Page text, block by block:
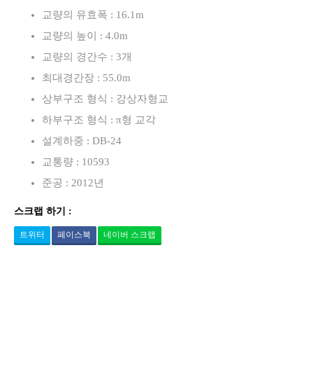
교량의 유효폭 : 16.1m
교량의 높이 : 4.0m
교량의 경간수 : 3개
최대경간장 : 55.0m
상부구조 형식 : 강상자형교
하부구조 형식 : π형 교각
설계하중 : DB-24
교통량 : 10593
준공 : 2012년
스크랩 하기 :
트위터 페이스북 네이버 스크랩